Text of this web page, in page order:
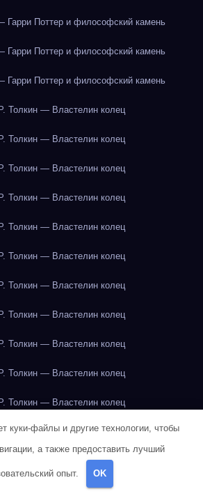
Гарри Поттер и философский камень
Гарри Поттер и философский камень
Гарри Поттер и философский камень
Толкин — Властелин колец
Толкин — Властелин колец
Толкин — Властелин колец
Толкин — Властелин колец
Толкин — Властелин колец
Толкин — Властелин колец
Толкин — Властелин колец
Толкин — Властелин колец
Толкин — Властелин колец
Толкин — Властелин колец
Толкин — Властелин колец
Толкин — Властелин колец
Толкин — Властелин колец
Толкин — Властелин колец
куки-файлы и другие технологии, чтобы
а также предоставить лучший
опыт. OK